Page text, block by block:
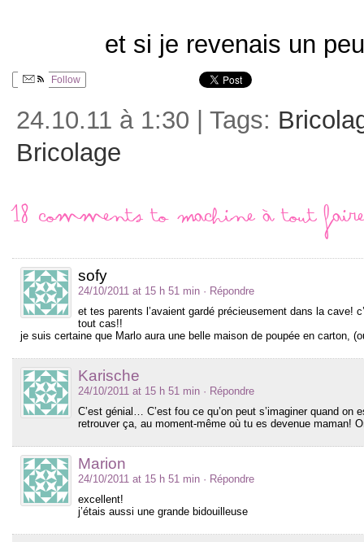
et si je revenais un
Follow
24.10.11 à 1:30 | Tags:
Bricolage
18 comments to Machine à tout
sofy
24/10/2011 at 15 h 51 min · Répondre
et tes parents l’avaient gardé précieusement dans la cave!
tout cas!!
je suis certaine que Marlo aura une belle maison de poupée en carton,
Karische
24/10/2011 at 15 h 51 min · Répondre
C’est génial… C’est fou ce qu’on peut s’imaginer quand on
retrouver ça, au moment-même où tu es devenue maman!
Marion
24/10/2011 at 15 h 51 min · Répondre
excellent!
j’étais aussi une grande bidouilleuse